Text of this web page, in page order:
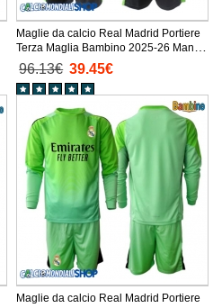
Maglie da calcio Real Madrid Portiere
Terza Maglia Bambino 2025-26 Manica
Corta + Pantaloni corti)
96.13€ 39.45€
Maglie da calcio Real Madrid Portiere